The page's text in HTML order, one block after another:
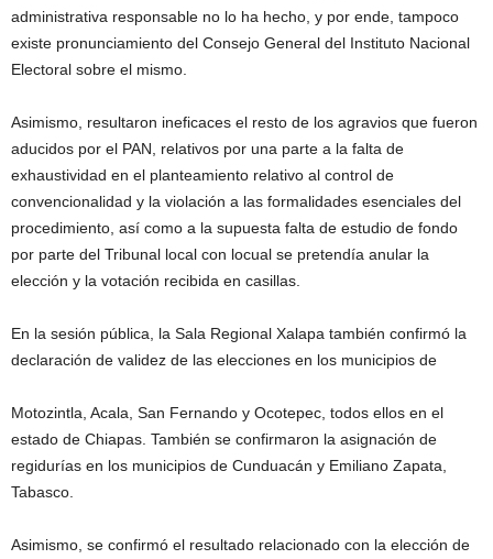
administrativa responsable no lo ha hecho, y por ende, tampoco
existe pronunciamiento del Consejo General del Instituto Nacional
Electoral sobre el mismo.
Asimismo, resultaron ineficaces el resto de los agravios que fueron
aducidos por el PAN, relativos por una parte a la falta de
exhaustividad en el planteamiento relativo al control de
convencionalidad y la violación a las formalidades esenciales del
procedimiento, así como a la supuesta falta de estudio de fondo
por parte del Tribunal local con locual se pretendía anular la
elección y la votación recibida en casillas.
En la sesión pública, la Sala Regional Xalapa también confirmó la
declaración de validez de las elecciones en los municipios de
Motozintla, Acala, San Fernando y Ocotepec, todos ellos en el
estado de Chiapas. También se confirmaron la asignación de
regidurías en los municipios de Cunduacán y Emiliano Zapata,
Tabasco.
Asimismo, se confirmó el resultado relacionado con la elección de